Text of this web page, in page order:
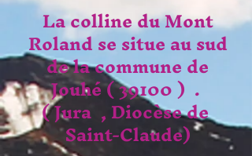
La colline du Mont
Roland se situe au sud
de la commune de
Jouhé ( 39100 ) .
( Jura , Diocèse de
Saint-Claude)